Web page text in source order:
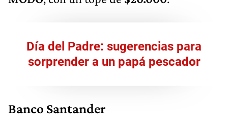
Día del Padre: sugerencias para
sorprender a un papá pescador
Banco Santander